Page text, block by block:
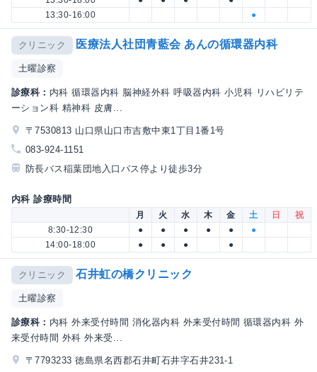
13:30-16:00
●
クリニック 医療法人社団青藍会 あんの循環器内科
土曜診察
診療科： 内科 循環器内科 脳神経外科 呼吸器内科 小児科 リハビリテ
ーション科 精神科 皮膚...
〒7530813 山口県山口市吉敷中東1丁目1番1号
083-924-1151
防長バス稲葉団地入口バス停より徒歩3分
内科 診療時間
月 火 水 木 金 土 日
祝
8:30-12:30
● ● ● ● ●
●
14:00-18:00
● ● ● ●
クリニック 石井虹の橋クリニック
土曜診察
診療科： 内科 外来受付時間 消化器内科 外来受付時間 循環器内科 外
来受付時間 外科 外来受...
〒7793233 徳島県名西郡石井町石井字石井231-1